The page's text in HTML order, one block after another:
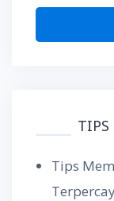
Tips